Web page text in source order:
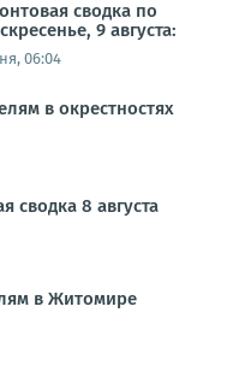
сводка по
9 августа:
06:04
в окрестностях
сводка 8 августа
в Житомире